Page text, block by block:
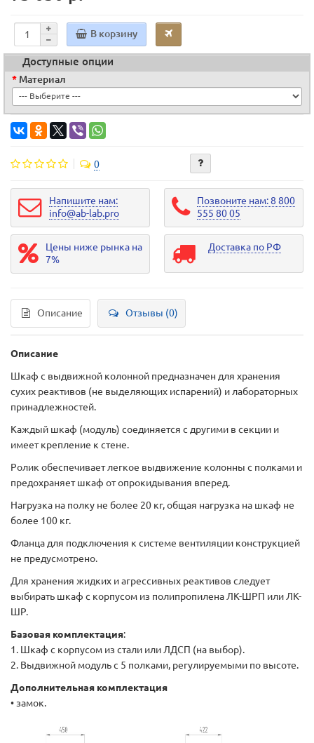
В корзину
Доступные опции
Материал
0
Напишите нам:
info@ab-lab.pro
Позвоните нам: 8 800
555 80 05
Цены ниже рынка на
7%
Доставка по РФ
Описание Отзывы (0)
Описание
Шкаф с выдвижной колонной предназначен для хранения
сухих реактивов (не выделяющих испарений) и лабораторных
принадлежностей.
Каждый шкаф (модуль) соединяется с другими в секции и
имеет крепление к стене.
Ролик обеспечивает легкое выдвижение колонны с полками и
предохраняет шкаф от опрокидывания вперед.
Нагрузка на полку не более 20 кг, общая нагрузка на шкаф не
более 100 кг.
Фланца для подключения к системе вентиляции конструкцией
не предусмотрено.
Для хранения жидких и агрессивных реактивов следует
выбирать шкаф с корпусом из полипропилена ЛК-ШРП или ЛК-
ШР.
Базовая комплектация:
1. Шкаф с корпусом из стали или ЛДСП (на выбор).
2. Выдвижной модуль с 5 полками, регулируемыми по высоте.
Дополнительная комплектация
• замок.